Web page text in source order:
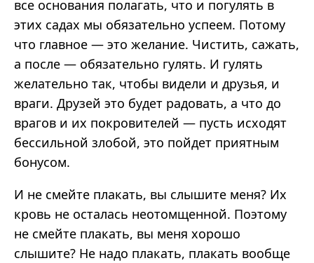
все основания полагать, что и погулять в
этих садах мы обязательно успеем. Потому
что главное — это желание. Чистить, сажать,
а после — обязательно гулять. И гулять
желательно так, чтобы видели и друзья, и
враги. Друзей это будет радовать, а что до
врагов и их покровителей — пусть исходят
бессильной злобой, это пойдет приятным
бонусом.
И не смейте плакать, вы слышите меня? Их
кровь не осталась неотомщенной. Поэтому
не смейте плакать, вы меня хорошо
слышите? Не надо плакать, плакать вообще